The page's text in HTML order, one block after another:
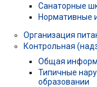
Санаторные
Нормативные
Организация
Контрольная
Общая
Типичные
образовании